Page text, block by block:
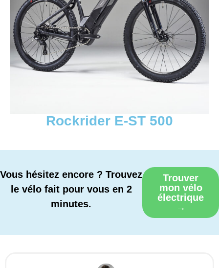
Rockrider E-ST 500
Vous hésitez encore ? Trouvez
le vélo fait pour vous en 2
minutes.
Trouver
mon vélo
électrique
→